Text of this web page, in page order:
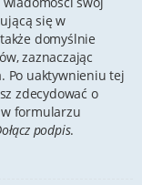
się w
domyślnie
zaznaczając
Po uaktywnieniu tej
zdecydować o
formularzu
podpis.